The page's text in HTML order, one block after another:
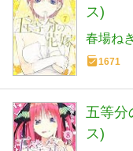
ス)
春場ね
1671
五等分
ス)